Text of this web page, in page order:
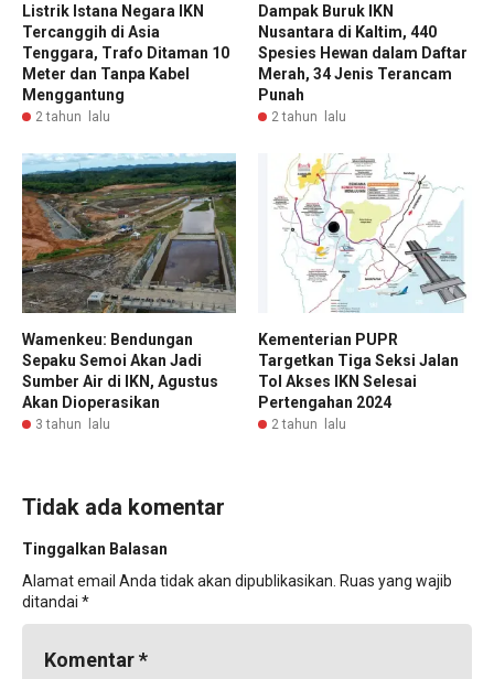
Listrik Istana Negara IKN
Tercanggih di Asia
Tenggara, Trafo Ditaman 10
Meter dan Tanpa Kabel
Menggantung
2 tahun lalu
Dampak Buruk IKN
Nusantara di Kaltim, 440
Spesies Hewan dalam Daftar
Merah, 34 Jenis Terancam
Punah
2 tahun lalu
Wamenkeu: Bendungan
Sepaku Semoi Akan Jadi
Sumber Air di IKN, Agustus
Akan Dioperasikan
3 tahun lalu
Kementerian PUPR
Targetkan Tiga Seksi Jalan
Tol Akses IKN Selesai
Pertengahan 2024
2 tahun lalu
Tidak ada komentar
Tinggalkan Balasan
Alamat email Anda tidak akan dipublikasikan. Ruas yang wajib
ditandai *
Komentar*